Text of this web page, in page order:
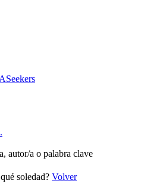
Seekers
autor/a o palabra clave
soledad? Volver